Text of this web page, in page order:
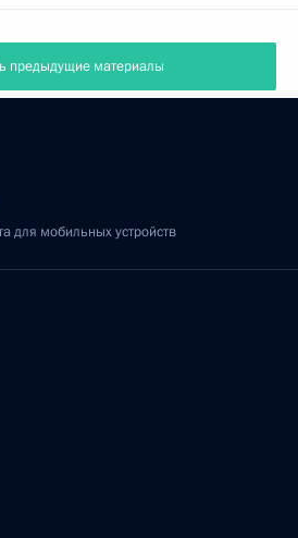
предыдущие материалы
для мобильных устройств